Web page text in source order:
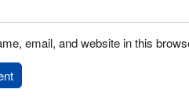
email, and website in this